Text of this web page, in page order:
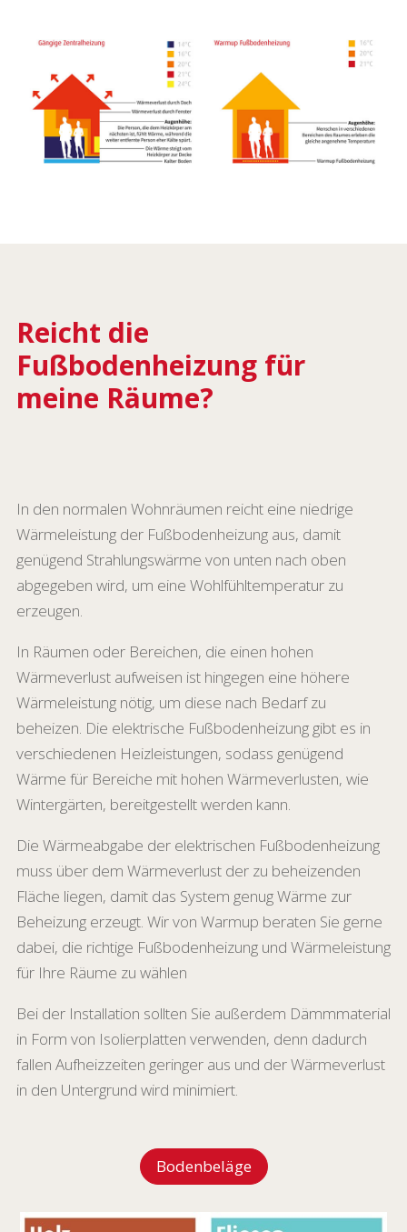
Reicht die
Fußbodenheizung für
meine Räume?
In den normalen Wohnräumen reicht eine niedrige
Wärmeleistung der Fußbodenheizung aus, damit
genügend Strahlungswärme von unten nach oben
abgegeben wird, um eine Wohlfühltemperatur zu
erzeugen.
In Räumen oder Bereichen, die einen hohen
Wärmeverlust aufweisen ist hingegen eine höhere
Wärmeleistung nötig, um diese nach Bedarf zu
beheizen. Die elektrische Fußbodenheizung gibt es in
verschiedenen Heizleistungen, sodass genügend
Wärme für Bereiche mit hohen Wärmeverlusten, wie
Wintergärten, bereitgestellt werden kann.
Die Wärmeabgabe der elektrischen Fußbodenheizung
muss über dem Wärmeverlust der zu beheizenden
Fläche liegen, damit das System genug Wärme zur
Beheizung erzeugt. Wir von Warmup beraten Sie gerne
dabei, die richtige Fußbodenheizung und Wärmeleistung
für Ihre Räume zu wählen
Bei der Installation sollten Sie außerdem Dämmmaterial
in Form von Isolierplatten verwenden, denn dadurch
fallen Aufheizzeiten geringer aus und der Wärmeverlust
in den Untergrund wird minimiert.
Bodenbeläge